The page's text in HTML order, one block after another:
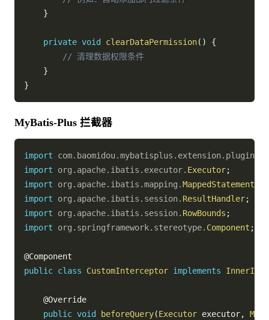
}
private void clearDataPermission( )
{
// 清理数据权限条件
}
}
MyBatis-Plus 拦截器
import com. baomidou.mybatisplus . extension. plugins
import
org . apache. ibatis . executor. Executor;
import
org . apache. ibatis .mapping .MappedStatement
import
org . apache. ibatis . session. ResultHandler;
import
org . apache. ibatis . session. RowBounds ;
import
org . springframework. stereotype. Component ;
@Component
public class CustomInterceptor implements
@Override
public void beforeQuery(Executor executor,